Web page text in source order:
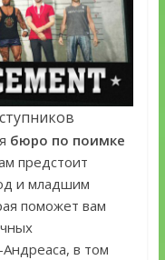
бюро по поимке
предстоит
и младшим
поможет вам
в том